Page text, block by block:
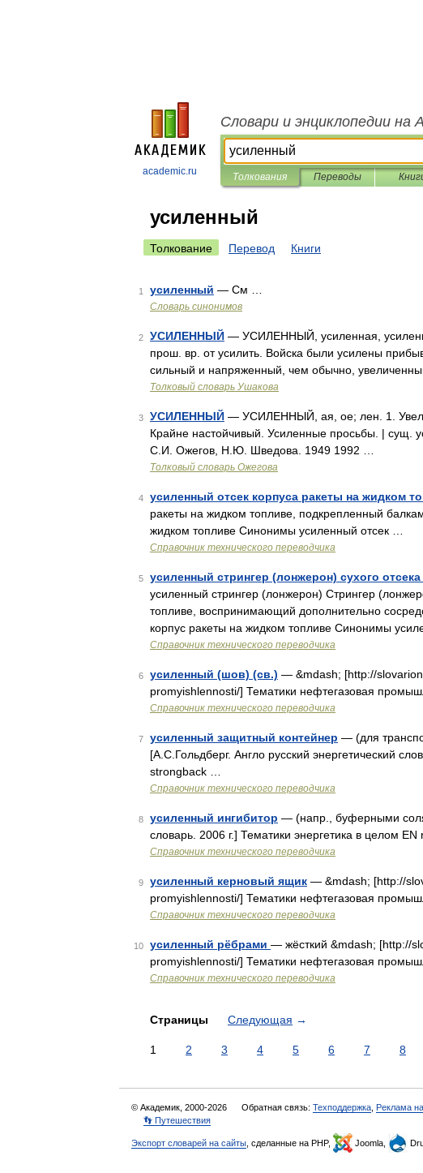
academic.ru
Словари и энциклопедии на
Толкования Переводы
усиленный
Толкование Перевод Книги
1 усиленный — См …
Словарь синонимов
2 УСИЛЕННЫЙ — УСИЛЕННЫЙ, усиленная,
прош. вр. от усилить. Войска были усилены
сильный и напряженный, чем обычно,
Толковый словарь Ушакова
3 УСИЛЕННЫЙ — УСИЛЕННЫЙ, ая, ое; лен. 1.
Крайне настойчивый. Усиленные просьбы. | сущ.
С.И. Ожегов, Н.Ю. Шведова. 1949 1992 …
Толковый словарь Ожегова
4 усиленный отсек корпуса ракеты на жидком
ракеты на жидком топливе, подкрепленный
жидком топливе Синонимы усиленный отсек …
Справочник технического переводчика
5 усиленный стрингер (лонжерон) сухого
усиленный стрингер (лонжерон) Стрингер
топливе, воспринимающий дополнительно
корпус ракеты на жидком топливе Синонимы
Справочник технического переводчика
6 усиленный (шов) (св.) — &mdash; [http://
promyishlennosti/] Тематики нефтегазовая
Справочник технического переводчика
7 усиленный защитный контейнер — (для
[А.С.Гольдберг. Англо русский энергетический
strongback …
Справочник технического переводчика
8 усиленный ингибитор — (напр., буферными
словарь. 2006 г.] Тематики энергетика в целом
Справочник технического переводчика
9 усиленный керновый ящик — &mdash; [http://
promyishlennosti/] Тематики нефтегазовая
Справочник технического переводчика
10 усиленный рёбрами — жёсткий &mdash; [http://
promyishlennosti/] Тематики нефтегазовая
Справочник технического переводчика
Страницы Следующая →
1 2 3 4 5 6 7 8
© Академик, 2000-2026 Обратная связь: Техподдержка Реклама
👣 Путешествия
Экспорт словарей на сайты , сделанные на PHP, Joomla,